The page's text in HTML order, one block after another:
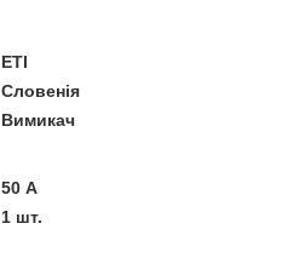
ETI
Словенія
Вимикач
50 А
1 шт.